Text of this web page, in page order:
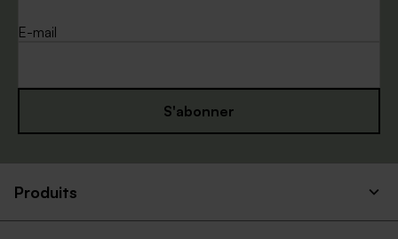
E-mail
S'abonner
Produits